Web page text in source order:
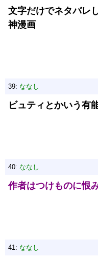
文字だけでネタバレ
神漫画
39: ななし
ビュティとかいう有
40: ななし
作者はつけものに恨
41: ななし